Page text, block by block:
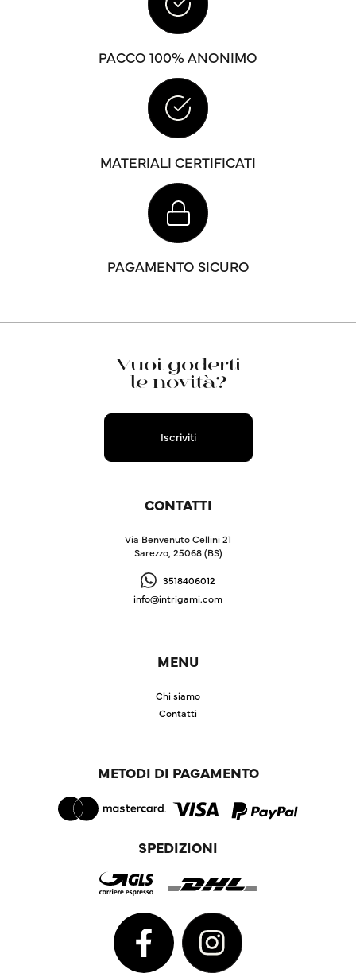
PACCO 100% ANONIMO
MATERIALI CERTIFICATI
PAGAMENTO SICURO
Vuoi goderti
le novità?
Iscriviti
CONTATTI
Via Benvenuto Cellini 21
Sarezzo, 25068 (BS)
3518406012
info@intrigami.com
MENU
Chi siamo
Contatti
METODI DI PAGAMENTO
SPEDIZIONI